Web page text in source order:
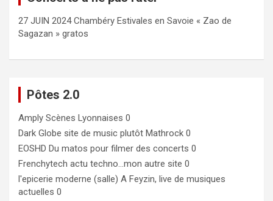
27 JUIN 2024 Chambéry Estivales en Savoie « Zao de
Sagazan » gratos
Pôtes 2.0
Amply Scènes Lyonnaises 0
Dark Globe site de music plutôt Mathrock 0
EOSHD Du matos pour filmer des concerts 0
Frenchytech actu techno…mon autre site 0
l'epicerie moderne (salle) A Feyzin, live de musiques
actuelles 0